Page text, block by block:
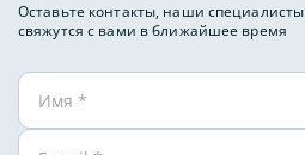
Мода и дизайн
Оставьте контакты, наши специалисты
свяжутся с вами в ближайшее время